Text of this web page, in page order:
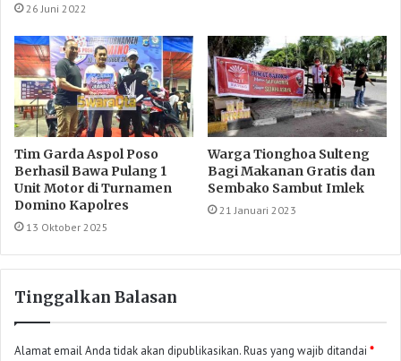
26 Juni 2022
Tim Garda Aspol Poso
Berhasil Bawa Pulang 1
Unit Motor di Turnamen
Domino Kapolres
13 Oktober 2025
Warga Tionghoa Sulteng
Bagi Makanan Gratis dan
Sembako Sambut Imlek
21 Januari 2023
Tinggalkan Balasan
Alamat email Anda tidak akan dipublikasikan.Ruas yang wajib ditandai *